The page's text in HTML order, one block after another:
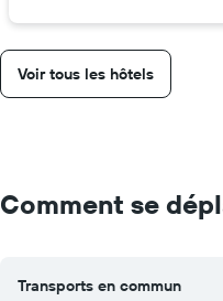
Voir tous les hôtels
Comment se
Transports en commun